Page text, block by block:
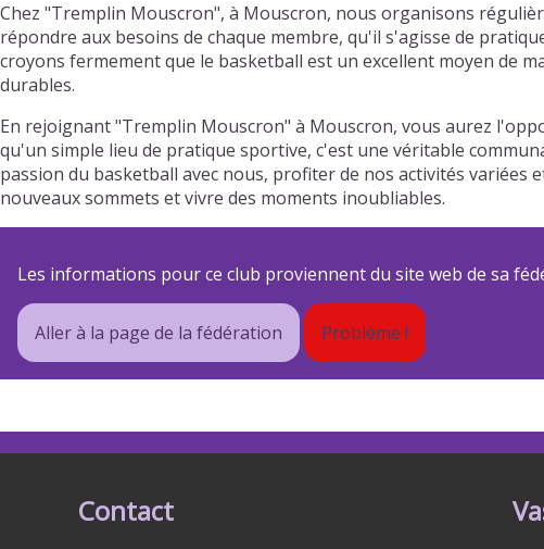
Chez "Tremplin Mouscron", à Mouscron, nous organisons
répondre aux besoins de chaque membre, qu'il s'agisse de
croyons fermement que le basketball est un excellent moyen de
durables.
En rejoignant "Tremplin Mouscron" à Mouscron, vous aurez
qu'un simple lieu de pratique sportive, c'est une véritable
passion du basketball avec nous, profiter de nos activités
nouveaux sommets et vivre des moments inoubliables.
Les informations pour ce club proviennent du site web de sa
Aller à la page de la fédération Problème !
Contact